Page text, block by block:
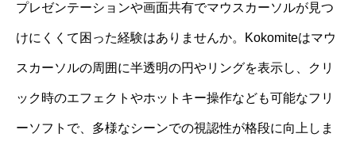
プレゼンテーションや画面共有でマウスカーソルが見つ
けにくくて困った経験はありませんか。Kokomiteはマウ
スカーソルの周囲に半透明の円やリングを表示し、クリ
ック時のエフェクトやホットキー操作なども可能なフリ
ーソフトで、多様なシーンでの視認性が格段に向上しま